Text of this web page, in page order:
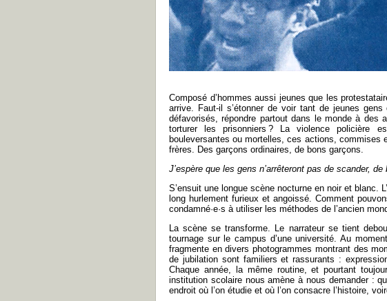
Composé d’hommes aussi jeunes que les
arrive. Faut-il s’étonner de voir tant de jeunes
défavorisés, répondre partout dans le monde à
torturer les prisonniers ? La violence policière
bouleversantes ou mortelles, ces actions,
frères. Des garçons ordinaires, de bons garçons.
J’espère que les gens n’arrêteront pas de scander, de
S’ensuit une longue scène nocturne en noir et blanc.
long hurlement furieux et angoissé. Comment
condamné·e·s à utiliser les méthodes de l’ancien
La scène se transforme. Le narrateur se tient
tournage sur le campus d’une université. Au
fragmente en divers photogrammes montrant des
de jubilation sont familiers et rassurants :
Chaque année, la même routine, et pourtant
institution scolaire nous amène à nous demander :
endroit où l’on étudie et où l’on consacre l’histoire,